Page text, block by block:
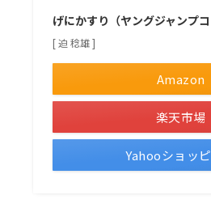
げにかすり（ヤングジャンプコ
[ 迫 稔雄 ]
Amazon
楽天市場
Yahooショッ